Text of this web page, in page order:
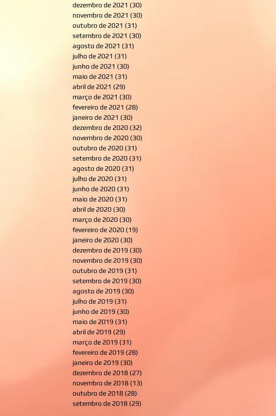
dezembro de 2021 (30)
novembro de 2021 (30)
outubro de 2021 (31)
setembro de 2021 (30)
agosto de 2021 (31)
julho de 2021 (31)
junho de 2021 (30)
maio de 2021 (31)
abril de 2021 (29)
março de 2021 (30)
fevereiro de 2021 (28)
janeiro de 2021 (30)
dezembro de 2020 (32)
novembro de 2020 (30)
outubro de 2020 (31)
setembro de 2020 (31)
agosto de 2020 (31)
julho de 2020 (31)
junho de 2020 (31)
maio de 2020 (31)
abril de 2020 (30)
março de 2020 (30)
fevereiro de 2020 (19)
janeiro de 2020 (30)
dezembro de 2019 (30)
novembro de 2019 (30)
outubro de 2019 (31)
setembro de 2019 (30)
agosto de 2019 (30)
julho de 2019 (31)
junho de 2019 (30)
maio de 2019 (31)
abril de 2019 (29)
março de 2019 (31)
fevereiro de 2019 (28)
janeiro de 2019 (30)
dezembro de 2018 (27)
novembro de 2018 (13)
outubro de 2018 (28)
setembro de 2018 (29)